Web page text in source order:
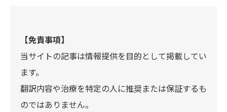
【免責事項】
当サイトの記事は情報提供を目的として掲載してい
ます。
翻訳内容や治療を特定の人に推奨または保証するも
のではありません。